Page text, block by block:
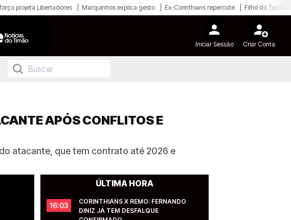
projeta Libertadores Marquinhos explica gesto Ex-Corinthians repercute Filho do Terrão
Iniciar Sessão Criar Conta
APÓS CONFLITOS E
atacante, que tem contrato até 2026 e
ÚLTIMA HORA
16:03
CORINTHIANS X REMO: FERNANDO
DINIZ JÁ TEM DESFALQUE